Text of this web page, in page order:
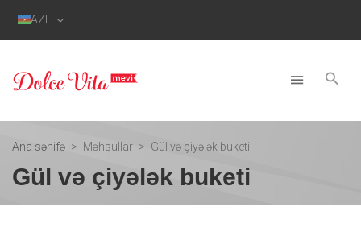
AZE
Ana səhifə Məhsullar Gül və çiyələk buketi
Gül və çiyələk buketi